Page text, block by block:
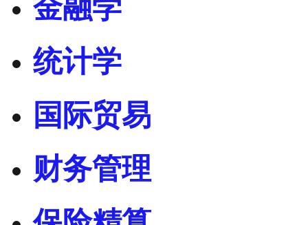
金融学
统计学
国际贸易
财务管理